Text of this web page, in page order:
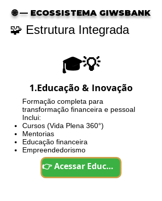
🌐 — ECOSSISTEMA GIWSBANK
🧩 Estrutura Integrada
🎓💡
1.Educação & Inovação
Formação completa para
transformação financeira e pessoal
Inclui:
Cursos (Vida Plena 360°)
Mentorias
Educação financeira
Empreendedorismo
👉 Acessar Educação